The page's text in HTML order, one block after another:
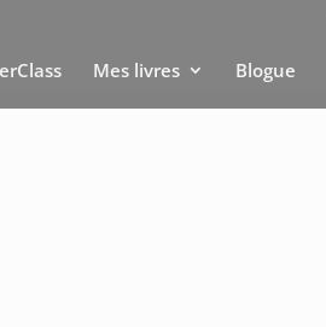
Mes livres Blogue